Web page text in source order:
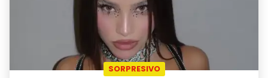
SORPRESIVO